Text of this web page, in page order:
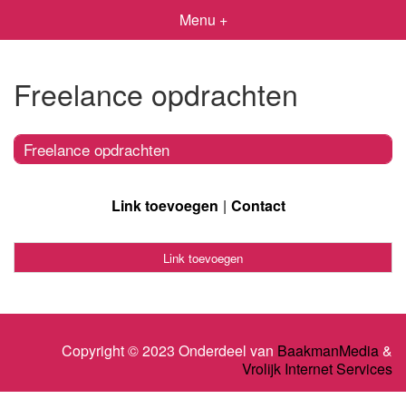
Menu +
Freelance opdrachten
Freelance opdrachten
Link toevoegen Contact
Link toevoegen
Copyright © 2023 Onderdeel van BaakmanMedia&
Vrolijk Internet Services